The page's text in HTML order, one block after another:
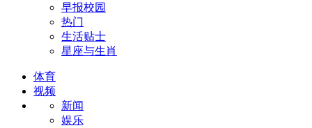
早报校园
热门
生活贴士
星座与生肖
体育
视频
新闻
娱乐